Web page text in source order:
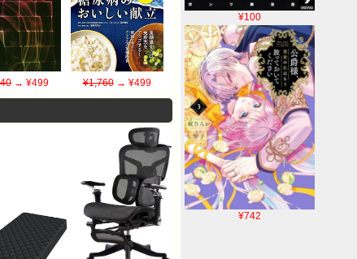
¥100
¥742
→ ¥499 ¥1,760→ ¥499